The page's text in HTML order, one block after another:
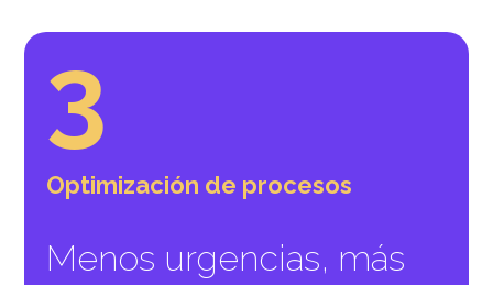
3
Optimización de procesos
Menos urgencias, más